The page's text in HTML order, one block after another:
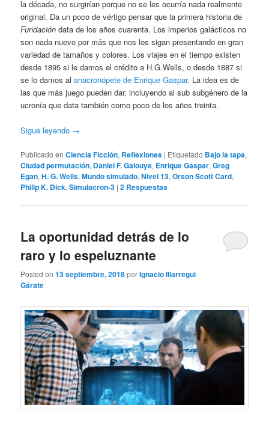
la década, no surgirían porque no se les ocurría nada realmente
original. Da un poco de vértigo pensar que la primera historia de
Fundación data de los años cuarenta. Los imperios galácticos no
son nada nuevo por más que nos los sigan presentando en gran
variedad de tamaños y colores. Los viajes en el tiempo existen
desde 1895 si le damos el crédito a H.G.Wells, o desde 1887 si
se lo damos alanacronópete de Enrique Gaspar. La idea es de
las que más juego pueden dar, incluyendo al sub subgénero de la
ucronía que data también como poco de los años treinta.
Sigue leyendo →
Publicado en Ciencia Ficción, Reflexiones | Etiquetado Bajo la tapa,
Ciudad permutación, Daniel F. Galouye, Enrique Gaspar,Greg
Egan,H. G. Wells,Mundo simulado,Nivel 13,Orson Scott Card,
Philip K. Dick,Simulacron-3 |2 Respuestas
La oportunidad detrás de lo
raro y lo espeluznante
Posted on13 septiembre, 2018porIgnacio Illarregui
Gárate